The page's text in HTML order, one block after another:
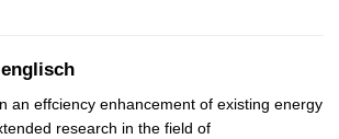
an effciency enhancement of existing energy
research in the field of